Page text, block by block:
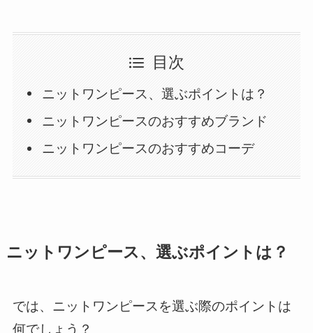
目次
ニットワンピース、選ぶポイントは？
ニットワンピースのおすすめブランド
ニットワンピースのおすすめコーデ
ニットワンピース、選ぶポイントは？
では、ニットワンピースを選ぶ際のポイントは
何でしょう？